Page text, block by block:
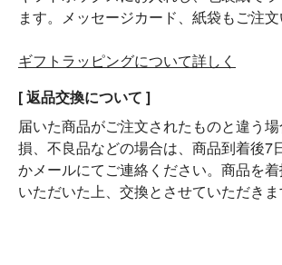
ます。メッセージカード、紙袋もご注文
ギフトラッピングについて詳しく
[ 返品交換について ]
届いた商品がご注文されたものと違う
損、不良品などの場合は、商品到着後7
かメールにてご連絡ください。商品を
いただいた上、交換とさせていただきま